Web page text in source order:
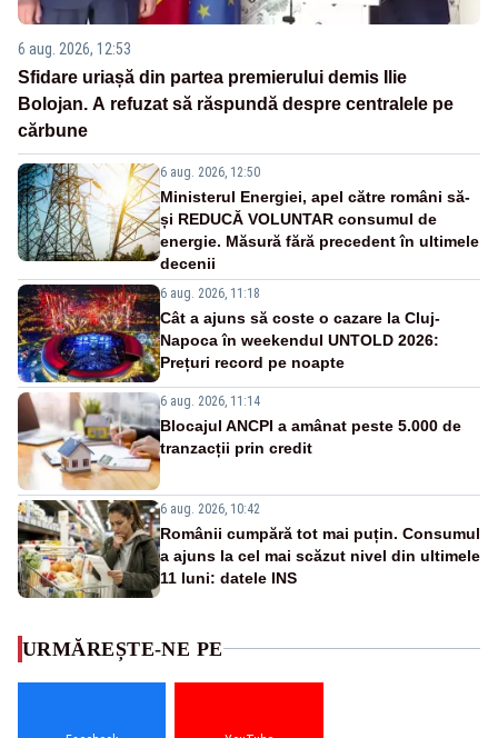
6 aug. 2026, 12:53
Sfidare uriașă din partea premierului demis Ilie
Bolojan. A refuzat să răspundă despre centralele pe
cărbune
6 aug. 2026, 12:50
Ministerul Energiei, apel către români să-
și REDUCĂ VOLUNTAR consumul de
energie. Măsură fără precedent în ultimele
decenii
6 aug. 2026, 11:18
Cât a ajuns să coste o cazare la Cluj-
Napoca în weekendul UNTOLD 2026:
Prețuri record pe noapte
6 aug. 2026, 11:14
Blocajul ANCPI a amânat peste 5.000 de
tranzacții prin credit
6 aug. 2026, 10:42
Românii cumpără tot mai puțin. Consumul
a ajuns la cel mai scăzut nivel din ultimele
11 luni: datele INS
URMĂREȘTE-NE PE